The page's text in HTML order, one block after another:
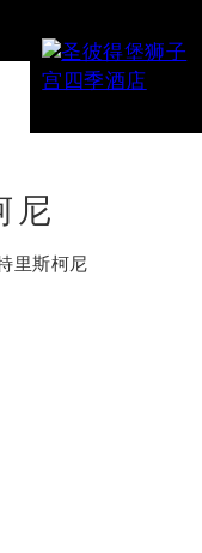
尼
里斯柯尼